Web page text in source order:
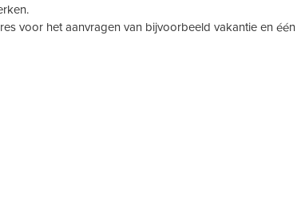
voor het aanvragen van bijvoorbeeld vakantie en één